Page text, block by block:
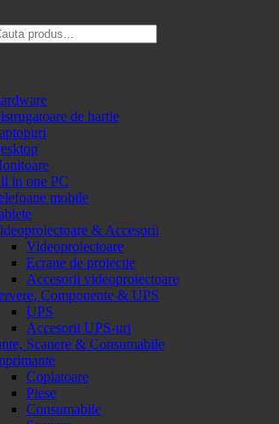
de hartie
in one PC
mobile
& Accesorii
Videoproiectoare
Ecrane de proiectie
Accesorii videoproiectoare
Componente & UPS
UPS
Accesorii UPS-uri
Scanere & Consumabile
Copiatoare
Piese
Consumabile